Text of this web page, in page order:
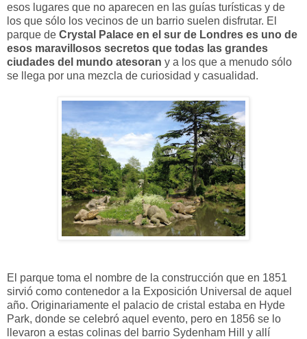
esos lugares que no aparecen en las guías turísticas y de
los que sólo los vecinos de un barrio suelen disfrutar. El
parque de Crystal Palace en el sur de Londres es uno de
esos maravillosos secretos que todas las grandes
ciudades del mundo atesoran y a los que a menudo sólo
se llega por una mezcla de curiosidad y casualidad.
El parque toma el nombre de la construcción que en 1851
sirvió como contenedor a la Exposición Universal de aquel
año. Originariamente el palacio de cristal estaba en Hyde
Park, donde se celebró aquel evento, pero en 1856 se lo
llevaron a estas colinas del barrio Sydenham Hill y allí